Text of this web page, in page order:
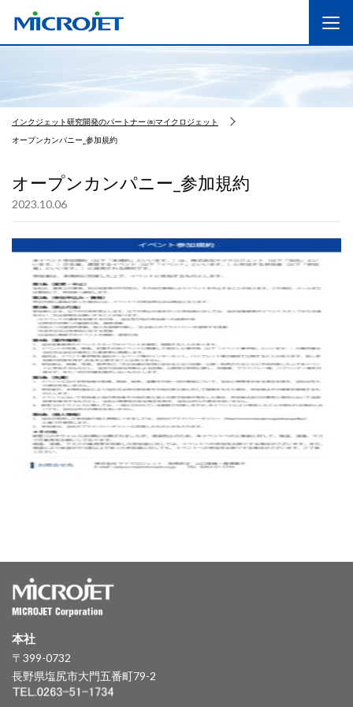
インクジェット研究開発のパートナー ㈱マイクロジェット
オープンカンパニー_参加規約
オープンカンパニー_参加規約
2023.10.06
本社
〒399-0732
長野県塩尻市大門五番町79-2